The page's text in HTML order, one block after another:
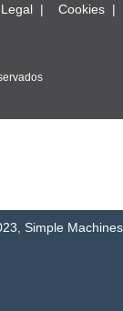
Cookies
Simple Machines